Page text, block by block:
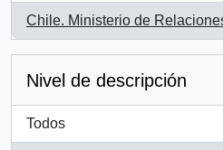
Chile. Ministerio de
, 1 resultados
Nivel de descripción
Todos